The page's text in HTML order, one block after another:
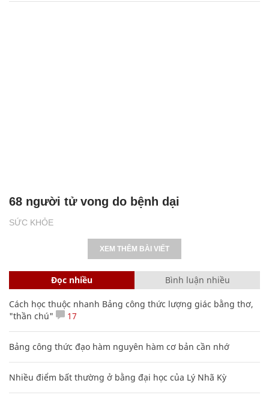
SỨC KHỎE
68 người tử vong do bệnh dại
XEM THÊM BÀI VIẾT
Đọc nhiều Bình luận nhiều
Cách học thuộc nhanh Bảng công thức lượng giác bằng thơ,
"thần chú"
17
Bảng công thức đạo hàm nguyên hàm cơ bản cần nhớ
Nhiều điểm bất thường ở bằng đại học của Lý Nhã Kỳ